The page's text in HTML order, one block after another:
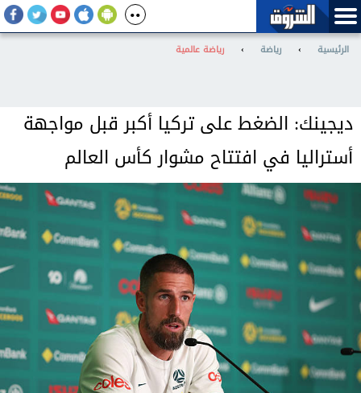
الرئيسية › رياضة › رياضة عالمية
ديجينك: الضغط على تركيا أكبر قبل مواجهة
أستراليا في افتتاح مشوار كأس العالم